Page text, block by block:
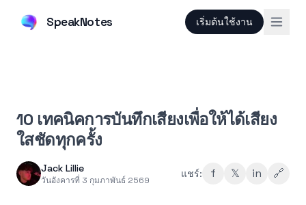
SpeakNotes เริ่มต้นใช้งาน
10 เทคนิคการบันทึกเสียงเพื่อให้ได้เสียง
ใสชัดทุกครั้ง
Jack Lillie
วันอังคารที่ 3 กุมภาพันธ์ 2569
แชร์: f 𝕏 in 🔗